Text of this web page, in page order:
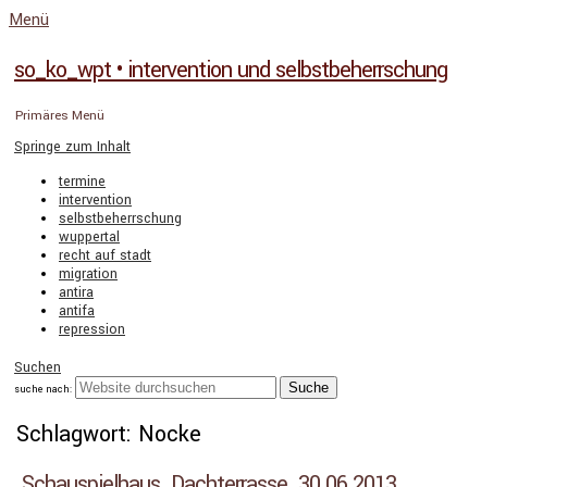
Menü
so_ko_wpt • intervention und selbstbeherrschung
Primäres Menü
Springe zum Inhalt
termine
intervention
selbstbeherrschung
wuppertal
recht auf stadt
migration
antira
antifa
repression
Suchen
suche nach:
Schlagwort: Nocke